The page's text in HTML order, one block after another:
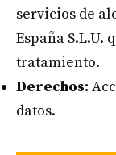
servicios de
España S.L.U.
tratamiento.
Derechos:
datos.